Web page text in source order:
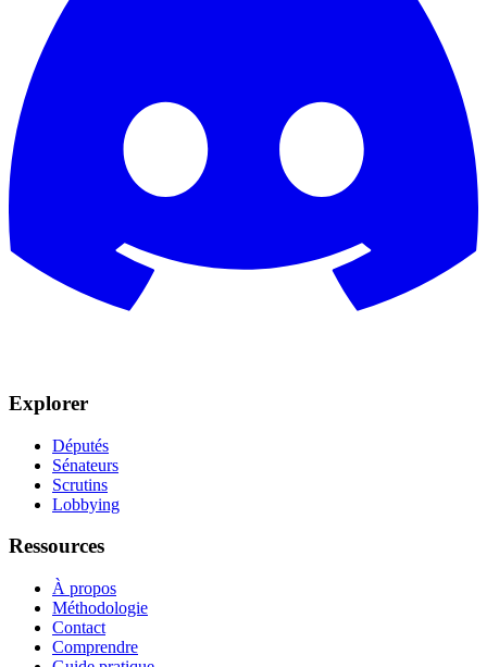
Explorer
Députés
Sénateurs
Scrutins
Lobbying
Ressources
À propos
Méthodologie
Contact
Comprendre